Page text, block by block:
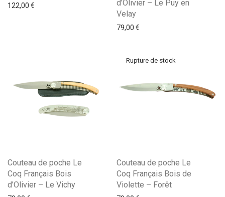
122,00 €
d’Olivier – Le Puy en
Velay
79,00 €
Couteau de poche Le
Coq Français Bois
d’Olivier – Le Vichy
Couteau de poche Le
Coq Français Bois de
Violette – Forêt